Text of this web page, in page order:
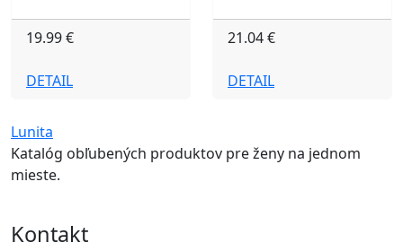
19.99 €
DETAIL
21.04 €
DETAIL
Lunita
Katalóg obľubených produktov pre ženy na jednom
mieste.
Kontakt